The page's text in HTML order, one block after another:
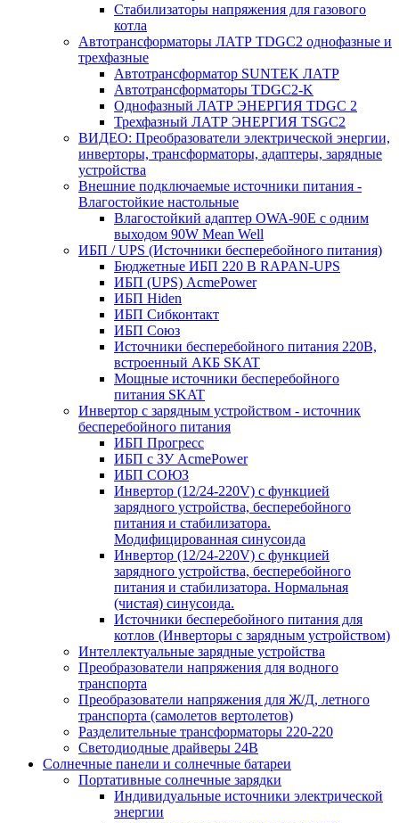
Стабилизаторы напряжения для газового
котла
Автотрансформаторы ЛАТР TDGC2 однофазные и
трехфазные
Автотрансформатор SUNTEK ЛАТР
Автотрансформаторы TDGC2-K
Однофазный ЛАТР ЭНЕРГИЯ TDGC 2
Трехфазный ЛАТР ЭНЕРГИЯ TSGC2
ВИДЕО: Преобразователи электрической энергии,
инверторы, трансформаторы, адаптеры, зарядные
устройства
Внешние подключаемые источники питания -
Влагостойкие настольные
Влагостойкий адаптер OWA-90E с одним
выходом 90W Mean Well
ИБП / UPS (Источники бесперебойного питания)
Бюджетные ИБП 220 В RAPAN-UPS
ИБП (UPS) AcmePower
ИБП Hiden
ИБП Сибконтакт
ИБП Союз
Источники бесперебойного питания 220В,
встроенный АКБ SKAT
Мощные источники бесперебойного
питания SKAT
Инвертор с зарядным устройством - источник
бесперебойного питания
ИБП Прогресс
ИБП с ЗУ AcmePower
ИБП СОЮЗ
Инвертор (12/24-220V) с функцией
зарядного устройства, бесперебойного
питания и стабилизатора.
Модифицированная синусоида
Инвертор (12/24-220V) с функцией
зарядного устройства, бесперебойного
питания и стабилизатора. Нормальная
(чистая) синусоида.
Источники бесперебойного питания для
котлов (Инверторы с зарядным устройством)
Интеллектуальные зарядные устройства
Преобразователи напряжения для водного
транспорта
Преобразователи напряжения для Ж/Д, летного
транспорта (самолетов вертолетов)
Разделительные трансформаторы 220-220
Светодиодные драйверы 24В
Солнечные панели и солнечные батареи
Портативные солнечные зарядки
Индивидуальные источники электрической
энергии